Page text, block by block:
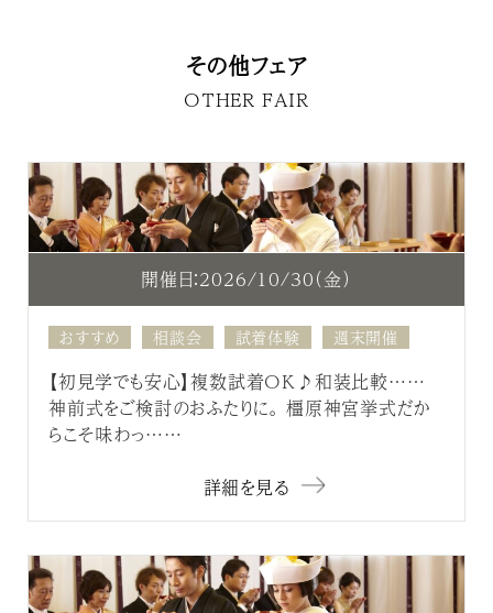
その他フェア
OTHER FAIR
開催日：2026/10/30（金）
おすすめ 相談会 試着体験 週末開催
【初見学でも安心】複数試着OK♪和装比較……
神前式をご検討のおふたりに。 橿原神宮挙式だか
らこそ味わっ……
詳細を見る